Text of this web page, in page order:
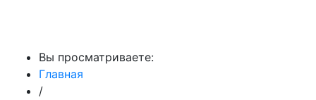
Вы просматриваете:
Главная
/